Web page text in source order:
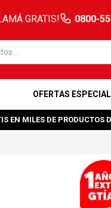
GRATIS! 0800-
OFERTAS
EN MILES DE PRODUCTOS